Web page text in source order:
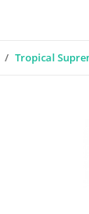
Tropical